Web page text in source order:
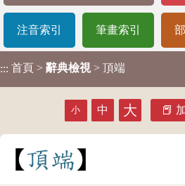
注音索引 筆畫索引
::: 首頁 > 辭典檢視 > 頂端
小 中 大
頂端